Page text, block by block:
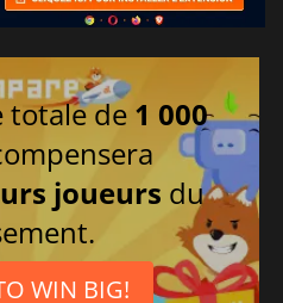
totale de 1 000
joueurs du
WIN BIG!